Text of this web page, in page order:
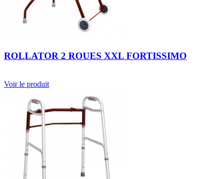
ROLLATOR 2 ROUES XXL FORTISSIMO
Voir le produit